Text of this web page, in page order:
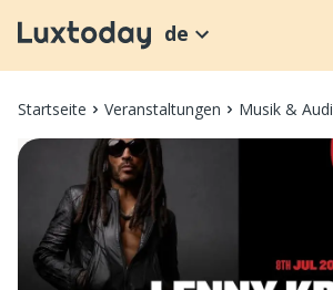
de
Startseite Veranstaltungen Musik &